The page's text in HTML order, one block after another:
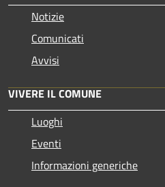
Notizie
Comunicati
Avvisi
VIVERE IL COMUNE
Luoghi
Eventi
Informazioni generiche